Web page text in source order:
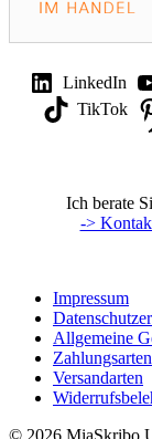
LinkedIn
TikTok
Ich berate
->
Impressum
Allgemeine
Zahlungsarten
Versandarten